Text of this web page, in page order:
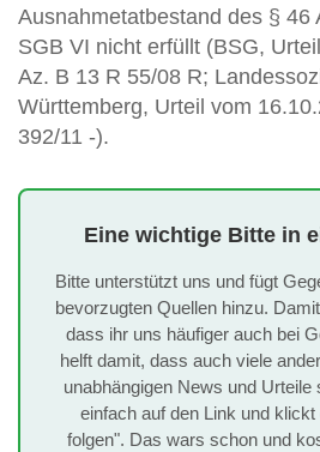
Ausnahmetatbestand des § 46
SGB VI nicht erfüllt (BSG,
Az. B 13 R 55/08 R;
Württemberg, Urteil vom
392/11 -).
Eine wichtige Bitte in
Bitte unterstützt uns und fügt
bevorzugten Quellen hinzu.
dass ihr uns häufiger auch bei
helft damit, dass auch viele
unabhängigen News und Urteile
einfach auf den Link und
folgen". Das wars schon und